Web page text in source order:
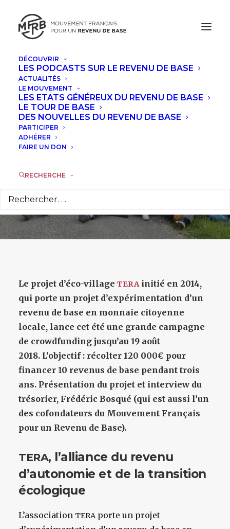
DÉCOUVRIR
LES PODCASTS SUR LE REVENU DE BASE
ACTUALITÉS
LE MOUVEMENT
LES ETATS GÉNÉREUX DU REVENU DE BASE
LE TOUR DE BASE
DES NOUVELLES DU REVENU DE BASE
PARTICIPER
ADHÉRER
FAIRE UN DON
RECHERCHE
L'éco-village TERA
lance dix revenus de
base : participez à
expérimentation !
17 JUILLET 2018
Le projet d’éco-village TERAinitié en 2014,
qui porte un projet d’expérimentation d’un
revenu de base en monnaie citoyenne
locale, lance cet été une grande campagne
de crowdfunding jusqu’au 19 août
2018. L’objectif : récolter 120 000€ pour
financer 10 revenus de base pendant trois
ans. Présentation du projet et interview du
trésorier, Frédéric Bosqué (qui est aussi l’un
des cofondateurs du Mouvement Français
pour un Revenu de Base).
TERA, l’alliance du revenu
d’autonomie et de la transition
écologique
L’association TERAporte un projet